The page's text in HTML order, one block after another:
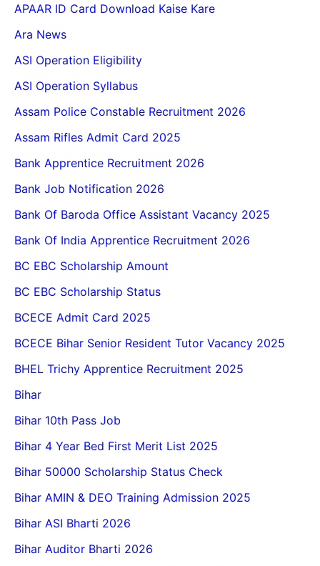
APAAR ID Card Download Kaise Kare
Ara News
ASI Operation Eligibility
ASI Operation Syllabus
Assam Police Constable Recruitment 2026
Assam Rifles Admit Card 2025
Bank Apprentice Recruitment 2026
Bank Job Notification 2026
Bank Of Baroda Office Assistant Vacancy 2025
Bank Of India Apprentice Recruitment 2026
BC EBC Scholarship Amount
BC EBC Scholarship Status
BCECE Admit Card 2025
BCECE Bihar Senior Resident Tutor Vacancy 2025
BHEL Trichy Apprentice Recruitment 2025
Bihar
Bihar 10th Pass Job
Bihar 4 Year Bed First Merit List 2025
Bihar 50000 Scholarship Status Check
Bihar AMIN & DEO Training Admission 2025
Bihar ASI Bharti 2026
Bihar Auditor Bharti 2026